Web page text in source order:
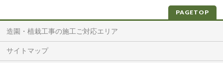
PAGETOP
造園・植栽工事の施工ご対応エリア
サイトマップ